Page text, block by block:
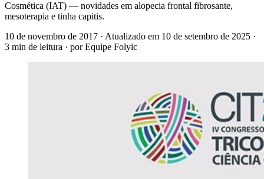
Cosmética (IAT) — novidades em alopecia frontal fibrosante,
mesoterapia e tinha capitis.
10 de novembro de 2017 · Atualizado em 10 de setembro de 2025 ·
3 min de leitura · por Equipe Folyic